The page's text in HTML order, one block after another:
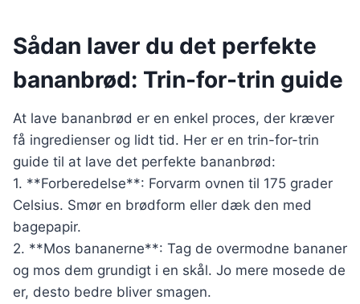
Sådan laver du det perfekte
bananbrød: Trin-for-trin guide
At lave bananbrød er en enkel proces, der kræver
få ingredienser og lidt tid. Her er en trin-for-trin
guide til at lave det perfekte bananbrød:
1. **Forberedelse**: Forvarm ovnen til 175 grader
Celsius. Smør en brødform eller dæk den med
bagepapir.
2. **Mos bananerne**: Tag de overmodne bananer
og mos dem grundigt i en skål. Jo mere mosede de
er, desto bedre bliver smagen.